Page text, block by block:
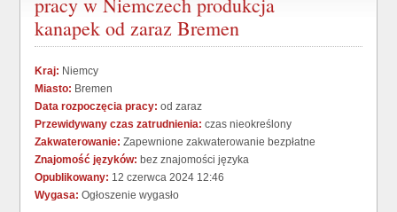
kanapek od zaraz Bremen
Kraj: Niemcy
Miasto: Bremen
Data rozpoczęcia pracy: od zaraz
Przewidywany czas zatrudnienia: czas nieokreślony
Zakwaterowanie: Zapewnione zakwaterowanie bezpłatne
Znajomość języków: bez znajomości języka
Opublikowany: 12 czerwca 2024 12:46
Wygasa: Ogłoszenie wygasło